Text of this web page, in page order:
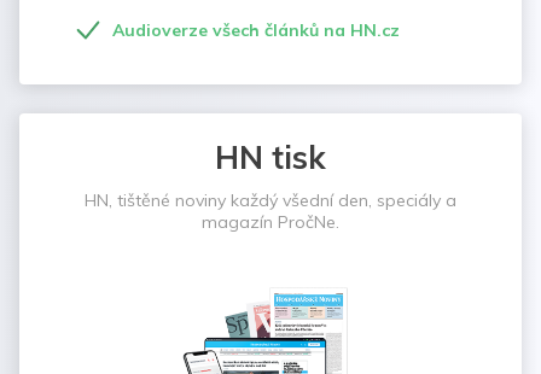
Audioverze všech článků na HN.cz
HN tisk
HN, tištěné noviny každý všední den, speciály a
magazín PročNe.